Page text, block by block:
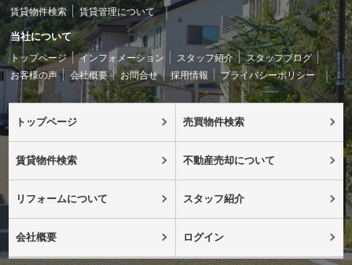
賃貸物件検索 賃貸管理について
当社について
トップページ インフォメーション スタッフ紹介
スタッフブログ
お客様の声
会社概要 お問合せ 採用情報 プライバシーポリシー
トップページ 売買物件検索
賃貸物件検索 不動産売却について
リフォームについて スタッフ紹介
会社概要 ログイン